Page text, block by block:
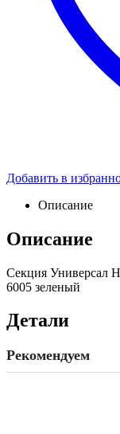
Добавить в
Описание
Описание
Секция Универсал
6005 зеленый
Детали
Рекомендуем